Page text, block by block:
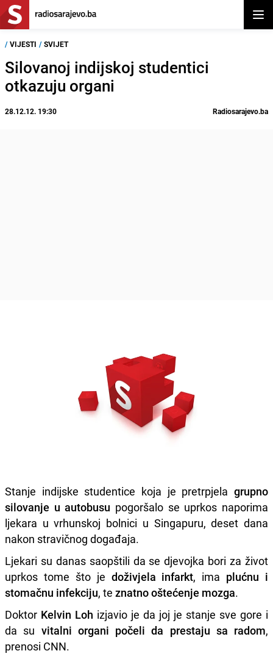
/ VIJESTI / SVIJET
Silovanoj indijskoj studentici
otkazuju organi
28.12.12. 19:30 Radiosarajevo.ba
Stanje indijske studentice koja je pretrpjela grupno
silovanje u autobusu pogoršalo se uprkos naporima
ljekara u vrhunskoj bolnici u Singapuru, deset dana
nakon stravičnog događaja.
Ljekari su danas saopštili da se djevojka bori za život
uprkos tome što je doživjela infarkt, ima plućnu i
stomačnu infekciju, te znatno oštećenje mozga.
Doktor Kelvin Loh izjavio je da joj je stanje sve gore i
da su vitalni organi počeli da prestaju sa radom,
prenosi CNN.